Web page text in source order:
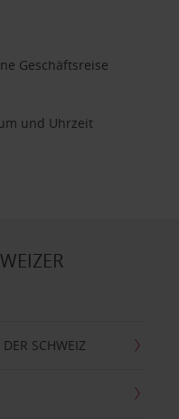
Geschäftsreise
und Uhrzeit
SCHWEIZ